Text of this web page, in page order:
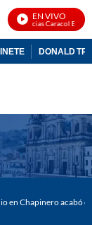
EN VIVO
Noticias Caracol En Vivo
DONALD
en Chapinero acabó